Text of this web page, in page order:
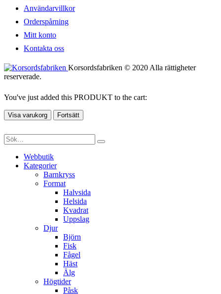
Användarvillkor
Orderspårning
Mitt konto
Kontakta oss
Korsordsfabriken © 2020 Alla rättigheter
reserverade.
You've just added this PRODUKT to the cart:
Visa varukorg Fortsätt
Webbutik
Kategorier
Barnkryss
Format
Halvsida
Helsida
Kvadrat
Uppslag
Djur
Björn
Fisk
Fågel
Häst
Älg
Högtider
Påsk